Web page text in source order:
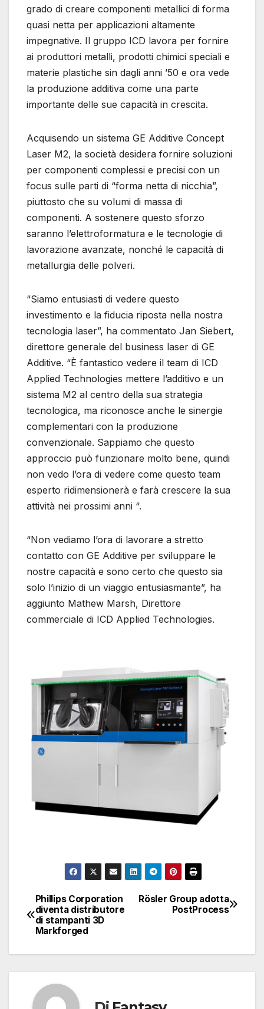
grado di creare componenti metallici di forma
quasi netta per applicazioni altamente
impegnative. Il gruppo ICD lavora per fornire
ai produttori metalli, prodotti chimici speciali e
materie plastiche sin dagli anni ’50 e ora vede
la produzione additiva come una parte
importante delle sue capacità in crescita.
Acquisendo un sistema GE Additive Concept
Laser M2, la società desidera fornire soluzioni
per componenti complessi e precisi con un
focus sulle parti di “forma netta di nicchia”,
piuttosto che su volumi di massa di
componenti. A sostenere questo sforzo
saranno l’elettroformatura e le tecnologie di
lavorazione avanzate, nonché le capacità di
metallurgia delle polveri.
“Siamo entusiasti di vedere questo
investimento e la fiducia riposta nella nostra
tecnologia laser”, ha commentato Jan Siebert,
direttore generale del business laser di GE
Additive. “È fantastico vedere il team di ICD
Applied Technologies mettere l’additivo e un
sistema M2 al centro della sua strategia
tecnologica, ma riconosce anche le sinergie
complementari con la produzione
convenzionale. Sappiamo che questo
approccio può funzionare molto bene, quindi
non vedo l’ora di vedere come questo team
esperto ridimensionerà e farà crescere la sua
attività nei prossimi anni “.
“Non vediamo l’ora di lavorare a stretto
contatto con GE Additive per sviluppare le
nostre capacità e sono certo che questo sia
solo l’inizio di un viaggio entusiasmante”, ha
aggiunto Mathew Marsh, Direttore
commerciale di ICD Applied Technologies.
Navigazione
articoli
Rösler Group adotta
PostProcess
Phillips Corporation
diventa distributore
di stampanti 3D
Markforged